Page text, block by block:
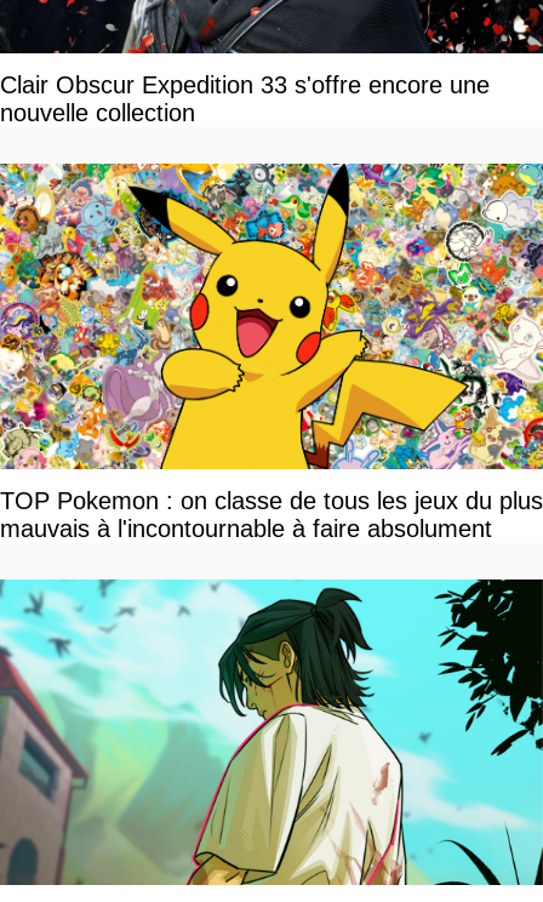
Clair Obscur Expedition 33 s'offre encore une
nouvelle collection
TOP Pokemon : on classe de tous les jeux du plus
mauvais à l'incontournable à faire absolument